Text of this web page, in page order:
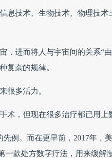
息技术、生物技术、物理技
，进而将人与宇宙间的关系“
复杂的规律。
很多活力。
术，但现在很多治疗都已用上
例。而在更早前，2017年，
一款处方数字疗法，用来缓